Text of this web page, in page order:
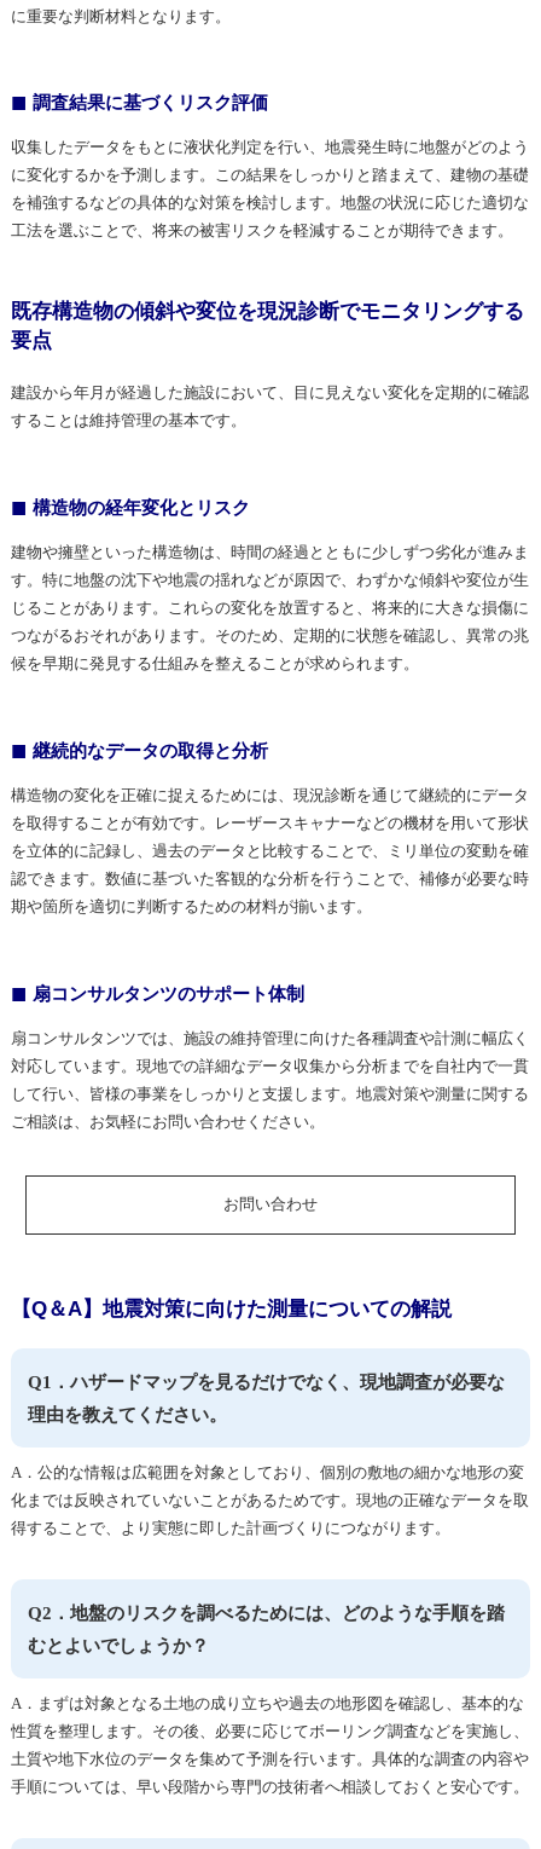
に重要な判断材料となります。
調査結果に基づくリスク評価
収集したデータをもとに液状化判定を行い、地震発生時に地盤がどのよう
に変化するかを予測します。この結果をしっかりと踏まえて、建物の基礎
を補強するなどの具体的な対策を検討します。地盤の状況に応じた適切な
工法を選ぶことで、将来の被害リスクを軽減することが期待できます。
既存構造物の傾斜や変位を現況診断でモニタリングする
要点
建設から年月が経過した施設において、目に見えない変化を定期的に確認
することは維持管理の基本です。
構造物の経年変化とリスク
建物や擁壁といった構造物は、時間の経過とともに少しずつ劣化が進みま
す。特に地盤の沈下や地震の揺れなどが原因で、わずかな傾斜や変位が生
じることがあります。これらの変化を放置すると、将来的に大きな損傷に
つながるおそれがあります。そのため、定期的に状態を確認し、異常の兆
候を早期に発見する仕組みを整えることが求められます。
継続的なデータの取得と分析
構造物の変化を正確に捉えるためには、現況診断を通じて継続的にデータ
を取得することが有効です。レーザースキャナーなどの機材を用いて形状
を立体的に記録し、過去のデータと比較することで、ミリ単位の変動を確
認できます。数値に基づいた客観的な分析を行うことで、補修が必要な時
期や箇所を適切に判断するための材料が揃います。
扇コンサルタンツのサポート体制
扇コンサルタンツでは、施設の維持管理に向けた各種調査や計測に幅広く
対応しています。現地での詳細なデータ収集から分析までを自社内で一貫
して行い、皆様の事業をしっかりと支援します。地震対策や測量に関する
ご相談は、お気軽にお問い合わせください。
お問い合わせ
【Q＆A】地震対策に向けた測量についての解説
Q1．ハザードマップを見るだけでなく、現地調査が必要な
理由を教えてください。
A．公的な情報は広範囲を対象としており、個別の敷地の細かな地形の変
化までは反映されていないことがあるためです。現地の正確なデータを取
得することで、より実態に即した計画づくりにつながります。
Q2．地盤のリスクを調べるためには、どのような手順を踏
むとよいでしょうか？
A．まずは対象となる土地の成り立ちや過去の地形図を確認し、基本的な
性質を整理します。その後、必要に応じてボーリング調査などを実施し、
土質や地下水位のデータを集めて予測を行います。具体的な調査の内容や
手順については、早い段階から専門の技術者へ相談しておくと安心です。